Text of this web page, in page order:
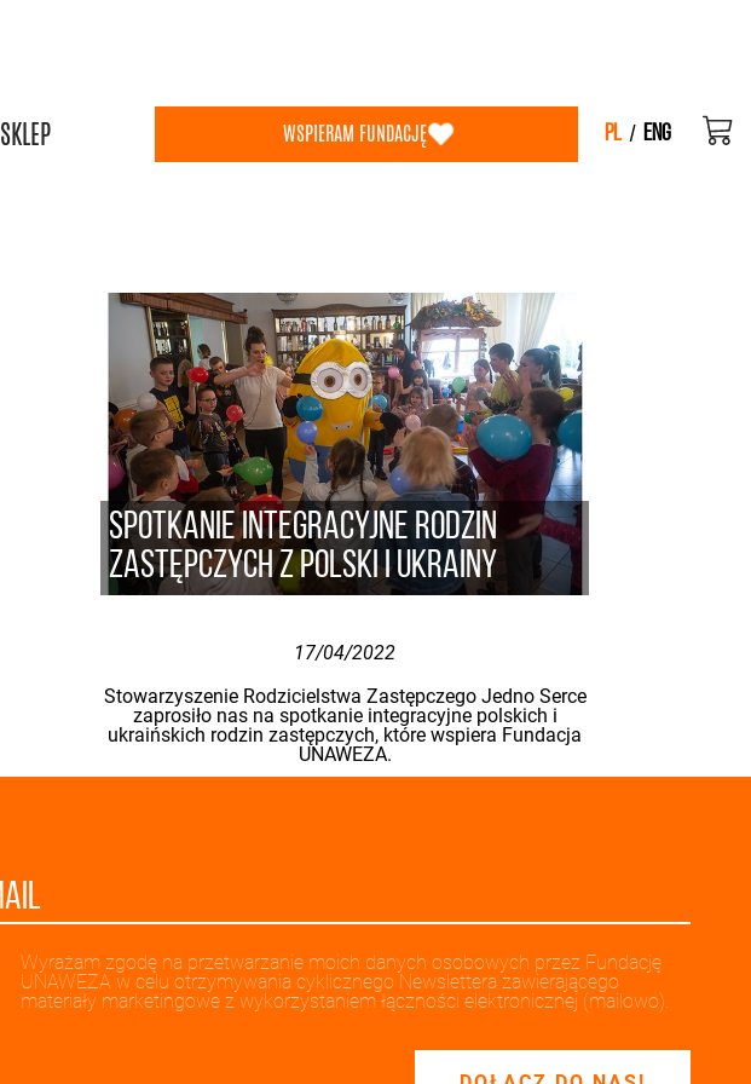
SKLEP WSPIERAM FUNDACJĘ PL / ENG
Spotkanie integracyjne rodzin
zastępczych z Polski i Ukrainy
17/04/2022
Stowarzyszenie Rodzicielstwa Zastępczego Jedno Serce
zaprosiło nas na spotkanie integracyjne polskich i
ukraińskich rodzin zastępczych, które wspiera Fundacja
UNAWEZA.
Wyrażam zgodę na przetwarzanie moich danych osobowych przez Fundację
UNAWEZA w celu otrzymywania cyklicznego Newslettera zawierającego
materiały marketingowe z wykorzystaniem łączności elektronicznej (mailowo).